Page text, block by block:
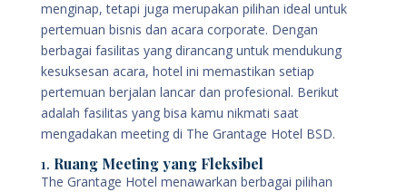
menginap, tetapi juga merupakan pilihan ideal untuk
pertemuan bisnis dan acara corporate. Dengan
berbagai fasilitas yang dirancang untuk mendukung
kesuksesan acara, hotel ini memastikan setiap
pertemuan berjalan lancar dan profesional. Berikut
adalah fasilitas yang bisa kamu nikmati saat
mengadakan meeting di The Grantage Hotel BSD.
1. Ruang Meeting yang Fleksibel
The Grantage Hotel menawarkan berbagai pilihan